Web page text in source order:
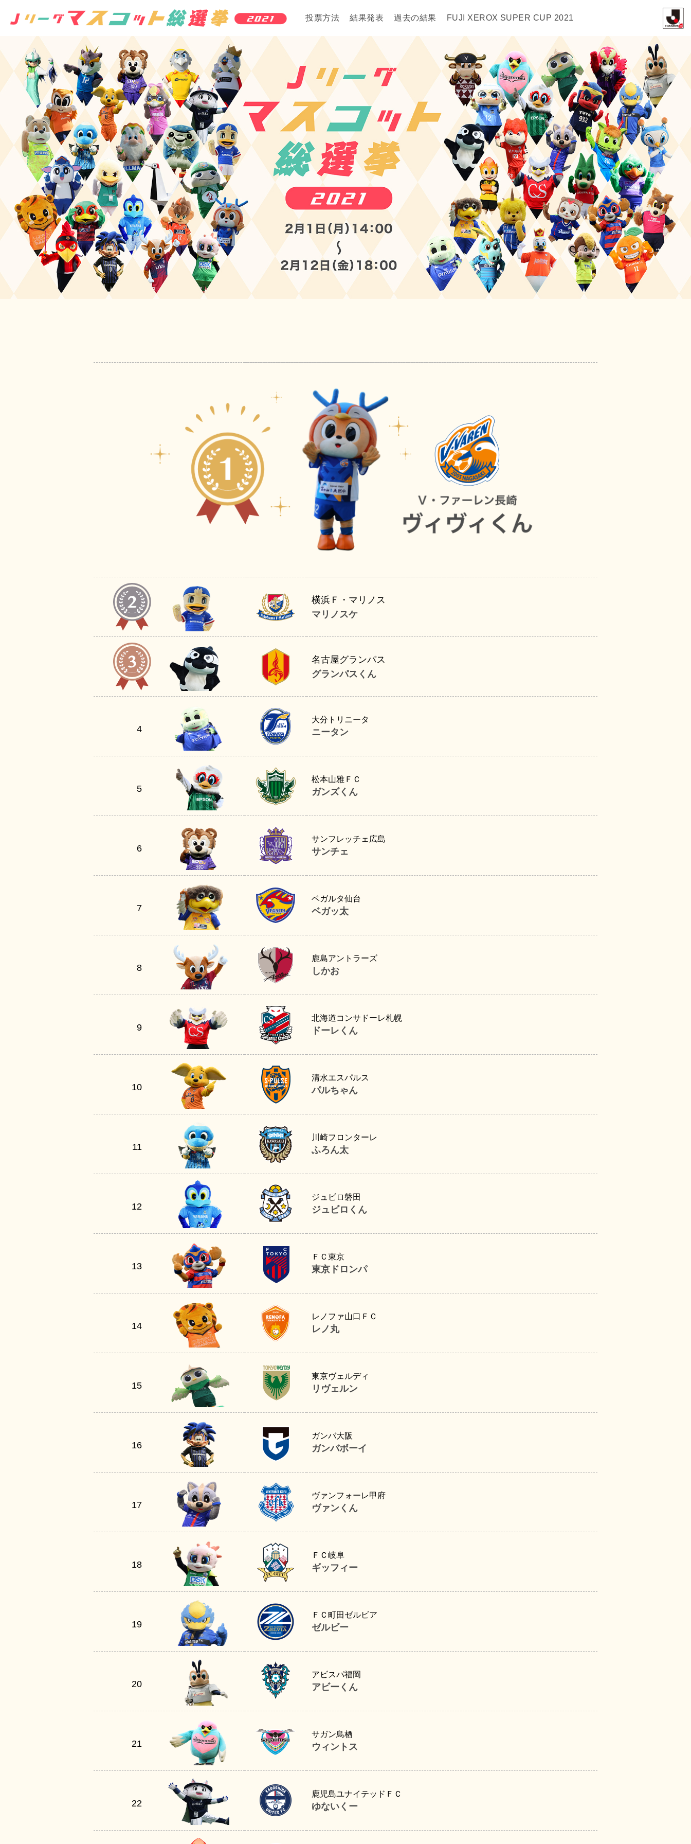
投票方法 結果発表 過去の結果 FUJI XEROX SUPER CUP 2021
横浜Ｆ・マリノス
マリノスケ
名古屋グランパス
グランパスくん
4
大分トリニータ
ニータン
5
松本山雅ＦＣ
ガンズくん
6
サンフレッチェ広島
サンチェ
7
ベガルタ仙台
ベガッ太
8
鹿島アントラーズ
しかお
9
北海道コンサドーレ札幌
ドーレくん
10
清水エスパルス
パルちゃん
11
川崎フロンターレ
ふろん太
12
ジュビロ磐田
ジュビロくん
13
ＦＣ東京
東京ドロンパ
14
レノファ山口ＦＣ
レノ丸
15
東京ヴェルディ
リヴェルン
16
ガンバ大阪
ガンバボーイ
17
ヴァンフォーレ甲府
ヴァンくん
18
ＦＣ岐阜
ギッフィー
19
ＦＣ町田ゼルビア
ゼルビー
20
アビスパ福岡
アビーくん
21
サガン鳥栖
ウィントス
22
鹿児島ユナイテッドＦＣ
ゆないくー